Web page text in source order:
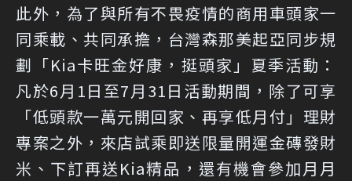
此外，為了與所有不畏疫情的商用車頭家一
同乘載、共同承擔，台灣森那美起亞同步規
劃「Kia卡旺金好康，挺頭家」夏季活動：
凡於6月1日至7月31日活動期間，除了可享
「低頭款一萬元開回家、再享低月付」理財
專案之外，來店試乘即送限量開運金磚發財
米、下訂再送Kia精品，還有機會參加月月